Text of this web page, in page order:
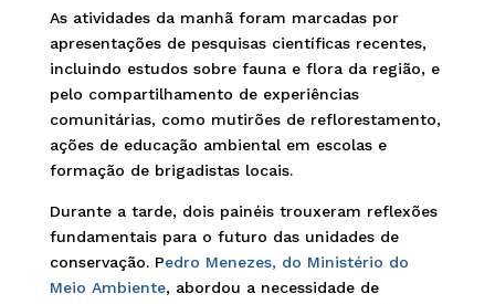
As atividades da manhã foram marcadas por
apresentações de pesquisas científicas recentes,
incluindo estudos sobre fauna e flora da região, e
pelo compartilhamento de experiências
comunitárias, como mutirões de reflorestamento,
ações de educação ambiental em escolas e
formação de brigadistas locais.
Durante a tarde, dois painéis trouxeram reflexões
fundamentais para o futuro das unidades de
conservação. Pedro Menezes, do Ministério do
Meio Ambiente, abordou a necessidade de